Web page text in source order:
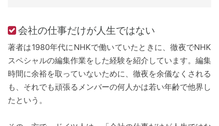
会社の仕事だけが人生ではない
著者は1980年代にNHKで働いていたときに、徹夜でNHK
スペシャルの編集作業をした経験を紹介しています。編集
時間に余裕を取っていないために、徹夜を余儀なくされる
も、それでも頑張るメンバーの何人かは若い年齢で他界し
たという。